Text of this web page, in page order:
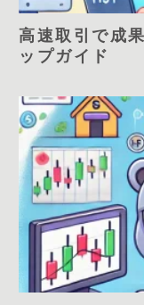
高速取引で成
ップガイド